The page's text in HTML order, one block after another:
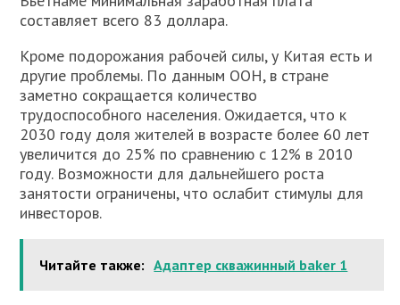
составляет всего 83 доллара.
Кроме подорожания рабочей силы, у Китая есть и
другие проблемы. По данным ООН, в стране
заметно сокращается количество
трудоспособного населения. Ожидается, что к
2030 году доля жителей в возрасте более 60 лет
увеличится до 25% по сравнению с 12% в 2010
году. Возможности для дальнейшего роста
занятости ограничены, что ослабит стимулы для
инвесторов.
Читайте также: Адаптер скважинный baker 1